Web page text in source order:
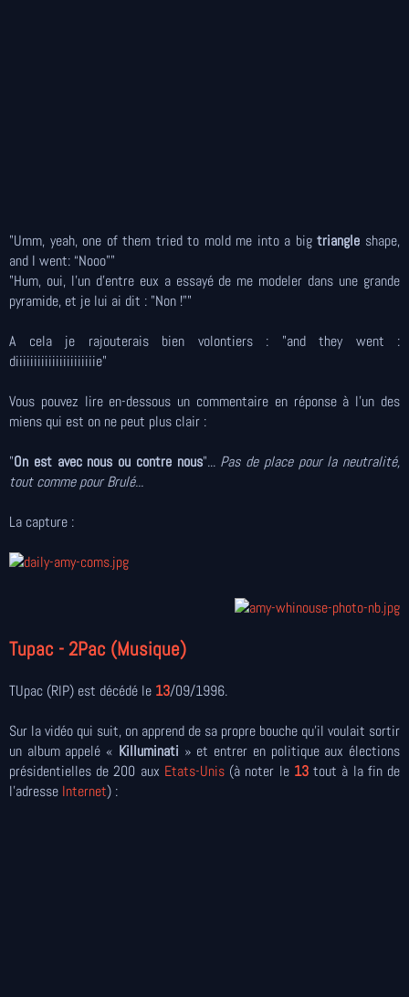
"Umm, yeah, one of them tried to mold me into a bigtriangle shape,
and I went: “Nooo""
"Hum, oui, l'un d'entre eux a essayé de me modeler dans une grande
pyramide, et je lui ai dit : "Non !""
A cela je rajouterais bien volontiers : "and they went :
diiiiiiiiiiiiiiiiiiiiiie"
Vous pouvez lire en-dessous un commentaire en réponse à l'un des
miens qui est on ne peut plus clair :
"On est avec nous ou contre nous"... Pas de place pour la neutralité,
tout comme pour Brulé...
La capture :
Tupac - 2Pac (Musique)
TUpac (RIP) est décédé le 13/09/1996.
Sur la vidéo qui suit, on apprend de sa propre bouche qu'il voulait sortir
un album appelé « Killuminati » et entrer en politique aux élections
présidentielles de 200 aux Etats-Unis(à noter le 13tout à la fin de
l'adresse Internet) :